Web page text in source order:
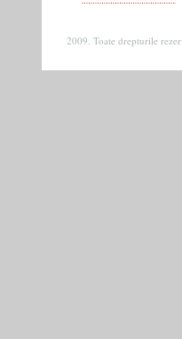
2009. Toate drepturile